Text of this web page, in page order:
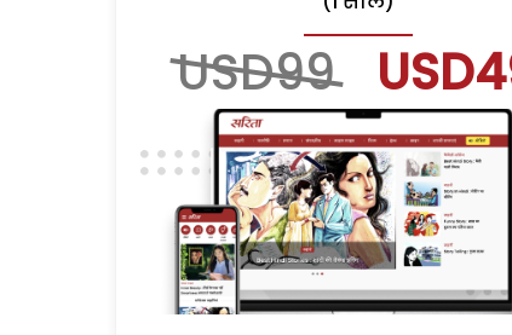
USD99